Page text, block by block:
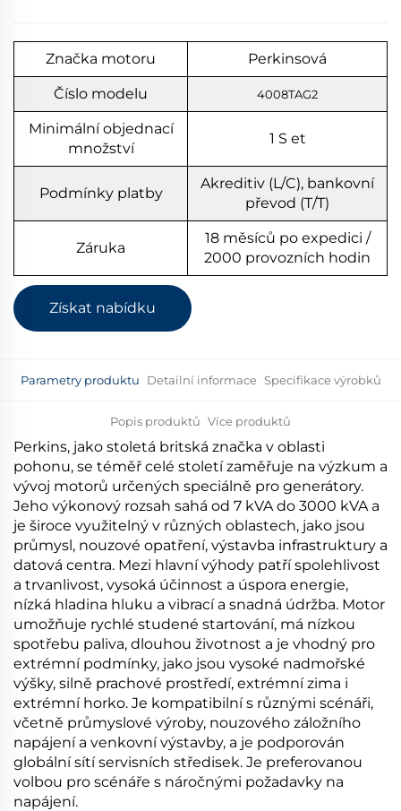
Značka motoru Perkinsová
Číslo modelu 4008TAG2
Minimální objednací
množství
1 S et
Podmínky platby
Akreditiv (L/C), bankovní
převod (T/T)
Záruka
18 měsíců po expedici /
2000 provozních hodin
Získat nabídku
Parametry produktu Detailní informace Specifikace výrobků
Popis produktů Více produktů
Perkins, jako stoletá britská značka v oblasti
pohonu, se téměř celé století zaměřuje na výzkum a
vývoj motorů určených speciálně pro generátory.
Jeho výkonový rozsah sahá od 7 kVA do 3000 kVA a
je široce využitelný v různých oblastech, jako jsou
průmysl, nouzové opatření, výstavba infrastruktury a
datová centra. Mezi hlavní výhody patří spolehlivost
a trvanlivost, vysoká účinnost a úspora energie,
nízká hladina hluku a vibrací a snadná údržba. Motor
umožňuje rychlé studené startování, má nízkou
spotřebu paliva, dlouhou životnost a je vhodný pro
extrémní podmínky, jako jsou vysoké nadmořské
výšky, silně prachové prostředí, extrémní zima i
extrémní horko. Je kompatibilní s různými scénáři,
včetně průmyslové výroby, nouzového záložního
napájení a venkovní výstavby, a je podporován
globální sítí servisních středisek. Je preferovanou
volbou pro scénáře s náročnými požadavky na
napájení.